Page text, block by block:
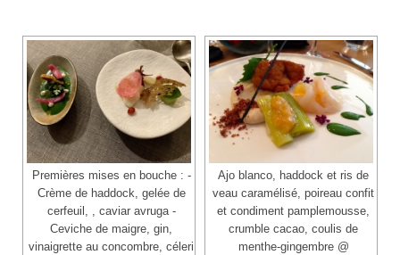
Premières mises en bouche : -
Crème de haddock, gelée de
cerfeuil, , caviar avruga -
Ceviche de maigre, gin,
vinaigrette au concombre, céleri
Ajo blanco, haddock et ris de
veau caramélisé, poireau confit
et condiment pamplemousse,
crumble cacao, coulis de
menthe-gingembre @